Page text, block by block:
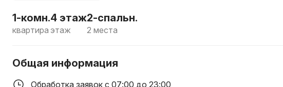
1-комн.
квартира
4 этаж
этаж
2-спальн.
2 места
Общая информация
Обработка заявок с 07:00 до 23:00